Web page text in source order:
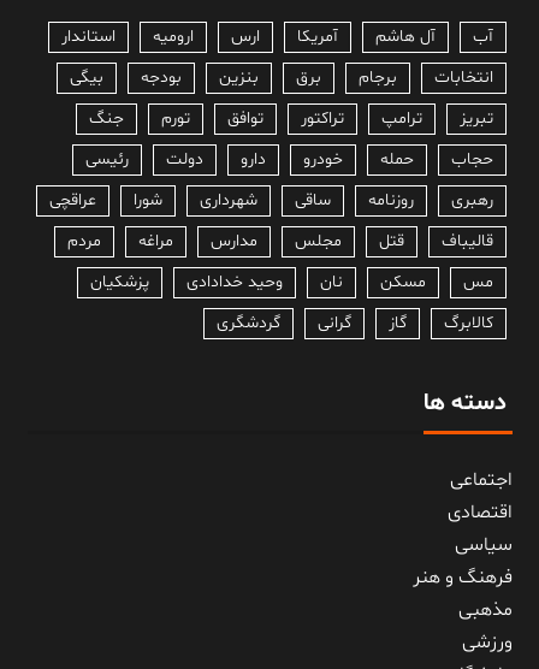
آب آل هاشم آمریکا ارس ارومیه
استاندار
انتخابات
برجام برق بنزین بودجه
بیگی
تبریز
ترامپ تراکتور توافق تورم
جنگ
حجاب
حمله خودرو دارو دولت
رئیسی
رهبری
روزنامه ساقی شهرداری شورا
عراقچی
قالیباف
قتل مجلس مدارس مراغه
مردم
مس
مسکن نان وحید خدادادی
پزشکیان
کالابرگ
گاز گرانی گردشگری
دسته ها
اجتماعی
اقتصادی
سیاسی
فرهنگ و هنر
مذهبی
ورزشی